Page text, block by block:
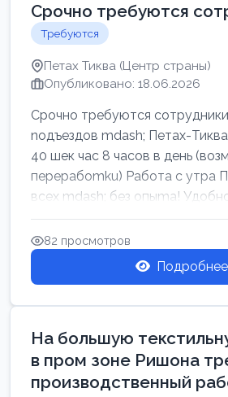
Срочно требуются
Требуются
Петах Тиква (Центр страны)
Опубликовано: 18.06.2026
Срочно требуются
noдъездов mdash; Петах-
40 шек час 8 часов в день
перерабоmku) Работа с утpa
всех mdash; без опыma!
раcnoложение Н...
82 просмотров
Подробнее
На большую
в пром зоне Ришона
производственный